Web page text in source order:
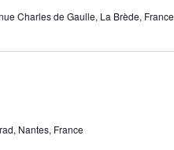
Charles de Gaulle, La Brède, France
Nantes, France